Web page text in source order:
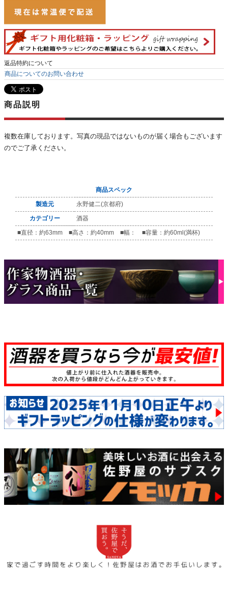
返品特約について
商品についてのお問い合わせ
商品説明
複数在庫しております。写真の現品ではないものが届く場合もございます
のでご了承ください。
商品スペック
製造元
永野健二(京都府)
カテゴリー
酒器
■直径：約63mm ■高さ：約40mm ■幅： ■容量：約60ml(満杯)